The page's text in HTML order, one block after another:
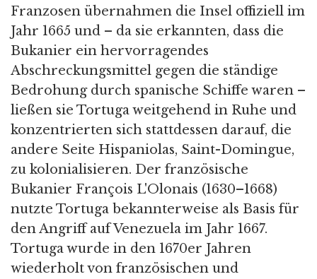
Franzosen übernahmen die Insel offiziell im
Jahr 1665 und – da sie erkannten, dass die
Bukanier ein hervorragendes
Abschreckungsmittel gegen die ständige
Bedrohung durch spanische Schiffe waren –
ließen sie Tortuga weitgehend in Ruhe und
konzentrierten sich stattdessen darauf, die
andere Seite Hispaniolas, Saint-Domingue,
zu kolonialisieren. Der französische
Bukanier François L'Olonais (1630–1668)
nutzte Tortuga bekannterweise als Basis für
den Angriff auf Venezuela im Jahr 1667.
Tortuga wurde in den 1670er Jahren
wiederholt von französischen und